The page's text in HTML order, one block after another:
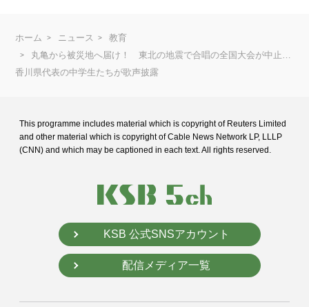
ホーム ニュース
教育
丸亀から被災地へ届け！ 東北の地震で合唱の全国大会が中止…
香川県代表の中学生たちが歌声披露
This programme includes material which is copyright of Reuters Limited
and other material which is copyright of Cable News Network LP, LLLP
(CNN) and which may be captioned in each text. All rights reserved.
KSB 公式SNSアカウント
配信メディア一覧